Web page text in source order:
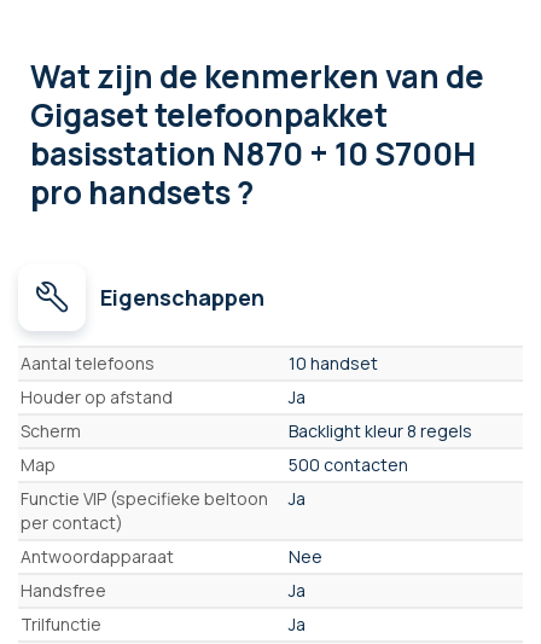
Wat zijn de kenmerkenvan de
Gigaset telefoonpakket
basisstation N870 + 10 S700H
pro handsets ?
Eigenschappen
Eigenschappen
Aantal telefoons
10 handset
Houder op afstand
Ja
Scherm
Backlight kleur 8 regels
Map
500 contacten
Functie VIP (specifieke beltoon
per contact)
Ja
Antwoordapparaat
Nee
Handsfree
Ja
Trilfunctie
Ja